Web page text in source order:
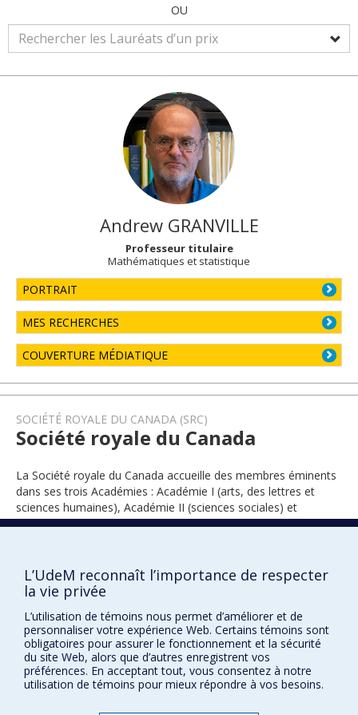
OU
Andrew GRANVILLE
Professeur titulaire
Mathématiques et statistique
PORTRAIT
MES RECHERCHES
COUVERTURE MÉDIATIQUE
SOCIÉTÉ ROYALE DU CANADA (SRC)
Société royale du Canada
La Société royale du Canada accueille des membres éminents
dans ses trois Académies : Académie I (arts, des lettres et
sciences humaines), Académie II (sciences sociales) et
Académie III (sciences).
2006
L’UdeM reconnaît l’importance de respecter
la vie privée
L’utilisation de témoins nous permet d’améliorer et de
personnaliser votre expérience Web. Certains témoins sont
obligatoires pour assurer le fonctionnement et la sécurité
du site Web, alors que d’autres enregistrent vos
préférences. En acceptant tout, vous consentez à notre
utilisation de témoins pour mieux répondre à vos besoins.